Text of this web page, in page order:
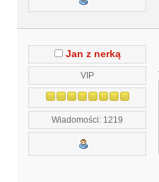
Jan z nerką
VIP
Wiadomości: 1219